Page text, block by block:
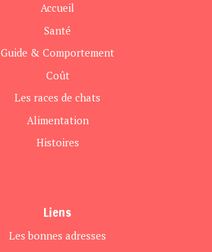
Accueil
Santé
Guide & Comportement
Coût
Les races de chats
Alimentation
Histoires
Liens
Les bonnes adresses